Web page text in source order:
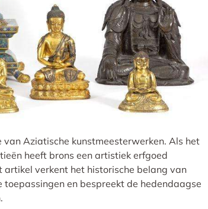
Aziatische kunstmeesterwerken. Als het
heeft brons een artistiek erfgoed
verkent het historische belang van
en bespreekt de hedendaagse